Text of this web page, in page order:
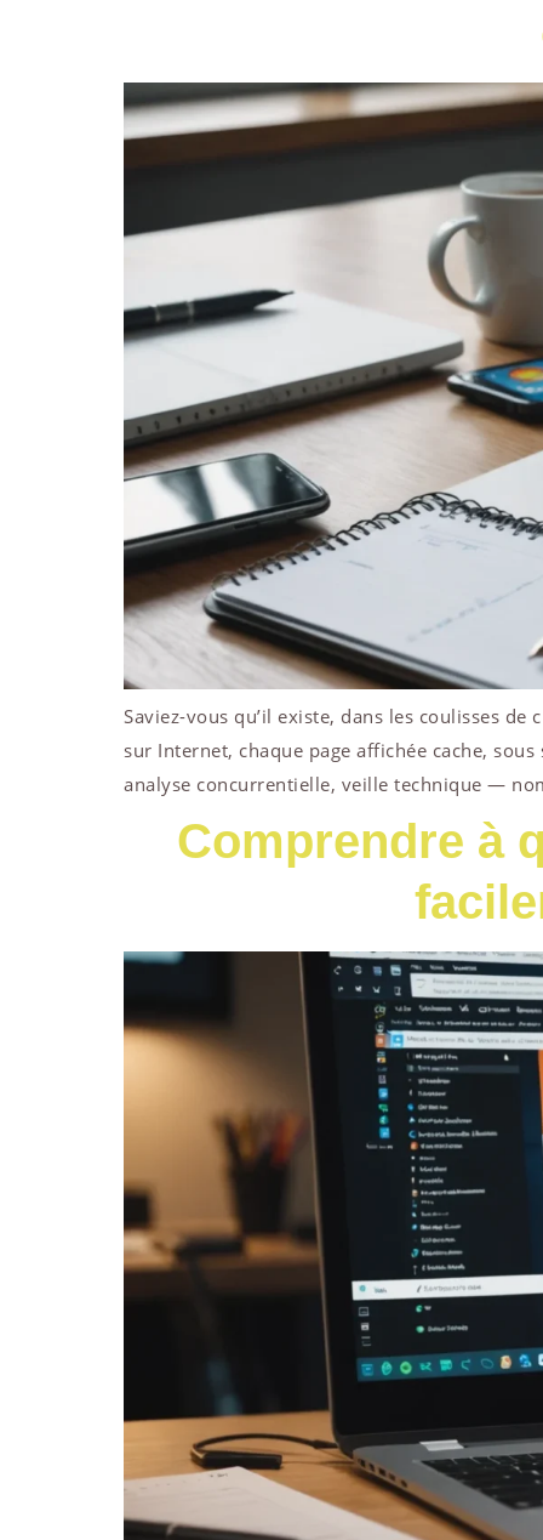
Saviez-vous qu’il existe, dans les coulisses
sur Internet, chaque page affichée cache,
analyse concurrentielle, veille technique —
Comprendre à